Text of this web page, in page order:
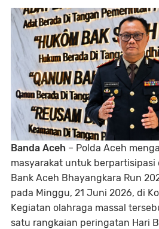
Banda Aceh – Polda Aceh
masyarakat untuk berpartisipasi
Bank Aceh Bhayangkara Run
pada Minggu, 21 Juni 2026, di
Kegiatan olahraga massal
satu rangkaian peringatan Hari